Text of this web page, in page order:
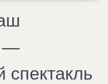
—
спектакль